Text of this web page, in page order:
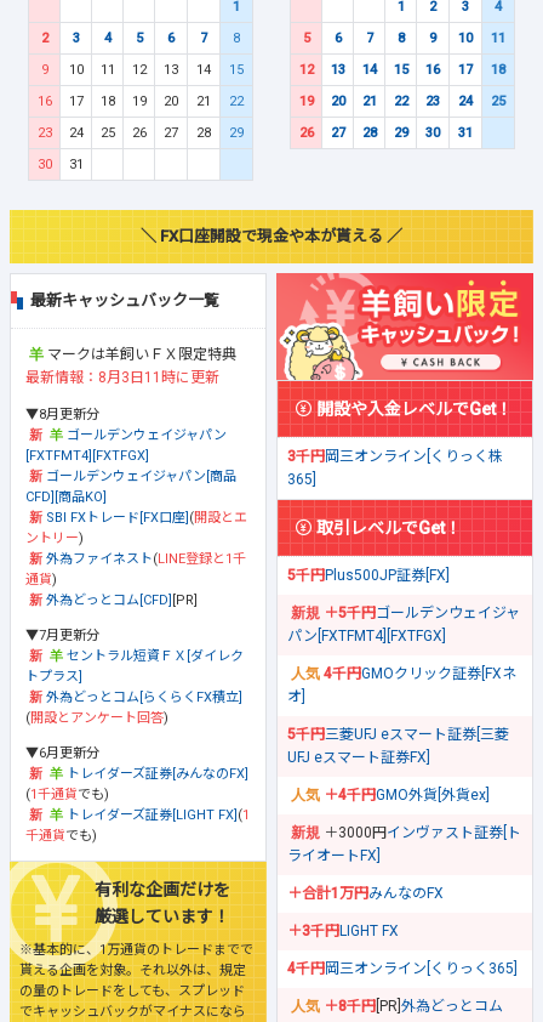
1
2
3 4 5 6 7
8
9
10 11 12 13 14
15
16
17 18 19 20 21
22
23
24 25 26 27 28
29
30
31
1
2 3
4
5
6 7 8 9 10
11
12
13 14 15 16 17
18
19
20 21 22 23 24
25
26
27 28 29 30 31
＼ FX口座開設で現金や本が貰える ／
最新キャッシュバック一覧
マークは羊飼いＦＸ限定特典
最新情報：8月3日11時に更新
▼8月更新分
ゴールデンウェイジャパン
[FXTFMT4][FXTFGX]
ゴールデンウェイジャパン[商品
CFD][商品KO]
SBI FXトレード[FX口座] (開設とエ
ントリー)
外為ファイネスト(LINE登録と1千
通貨)
外為どっとコム[CFD] [PR]
▼7月更新分
セントラル短資ＦＸ[ダイレク
トプラス]
外為どっとコム[らくらくFX積立]
(開設とアンケート回答)
▼6月更新分
トレイダーズ証券[みんなのFX]
(1千通貨でも)
トレイダーズ証券[LIGHT FX] (1
千通貨でも)
有利な企画だけを
厳選しています！
※基本的に、1万通貨のトレードまでで
貰える企画を対象。それ以外は、規定
の量のトレードをしても、スプレッド
でキャッシュバックがマイナスになら
開設や入金レベルでGet！
3千円岡三オンライン[くりっく株
365]
取引レベルでGet！
5千円Plus500JP証券[FX]
＋5千円ゴールデンウェイジャ
パン[FXTFMT4][FXTFGX]
4千円GMOクリック証券[FXネ
オ]
5千円三菱UFJ eスマート証券[三菱
UFJ eスマート証券FX]
＋4千円GMO外貨[外貨ex]
＋3000円 インヴァスト証券[ト
ライオートFX]
＋合計1万円みんなのFX
＋3千円LIGHT FX
4千円岡三オンライン[くりっく365]
＋8千円 [PR] 外為どっとコム